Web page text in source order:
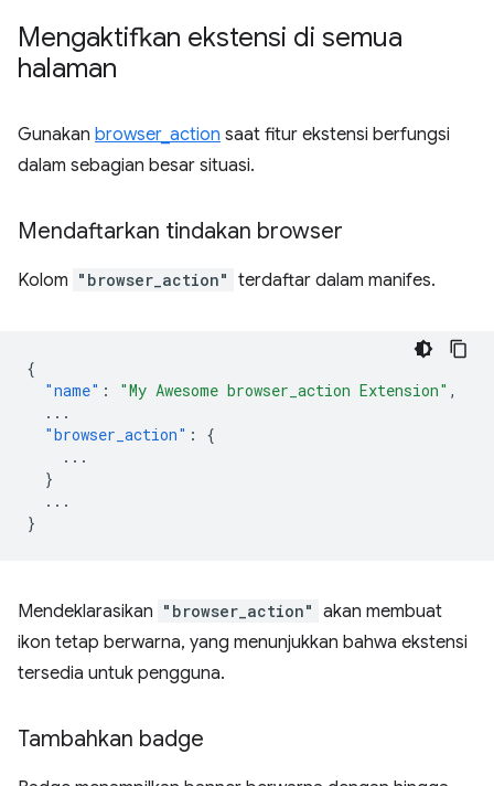
Mengaktifkan ekstensi di semua
halaman
Gunakan browser_action saat fitur ekstensi berfungsi
dalam sebagian besar situasi.
Mendaftarkan tindakan browser
Kolom "browser_action" terdaftar dalam manifes.
{
"name" : "My Awesome browser_action Extension" ,
...
"browser_action" :
{
...
}
...
}
Mendeklarasikan "browser_action" akan membuat
ikon tetap berwarna, yang menunjukkan bahwa ekstensi
tersedia untuk pengguna.
Tambahkan badge